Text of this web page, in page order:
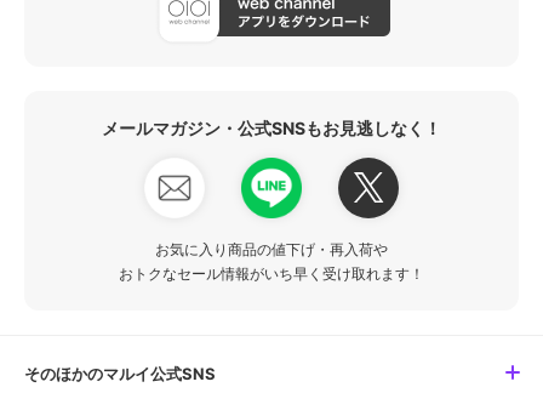
メールマガジン・公式SNSもお見逃しなく！
お気に入り商品の値下げ・再入荷や
おトクなセール情報がいち早く受け取れます！
そのほかのマルイ公式SNS